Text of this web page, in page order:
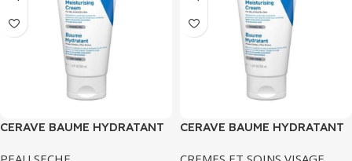
CERAVE BAUME HYDRATANT
CERAVE BAUME HYDRATANT